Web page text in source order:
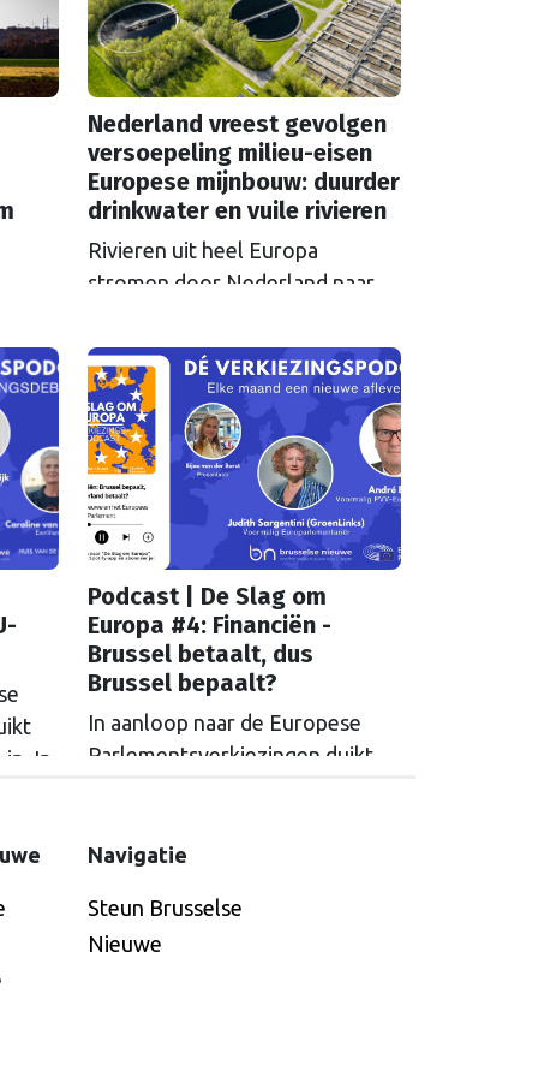
in
aan
Nederland vreest gevolgen
versoepeling milieu-eisen
Europese mijnbouw: duurder
drinkwater en vuile rivieren
Rivieren uit heel Europa
stromen door Nederland naar
Als Brussel de milieu-eisen voor
mijnbouwbedrijven versoepelt,
zijn het de Nederlandse
drinkwaterbedrijven die dat
moeten oplossen.
In
Podcast | De Slag om
Europa #4: Financiën -
Brussel betaalt, dus
Brussel bepaalt?
In aanloop naar de Europese
Parlementsverkiezingen duikt
gaan we deze maand in op
verdienen en waar moet dat
naartoe?
Navigatie
Steun Brusselse
Nieuwe